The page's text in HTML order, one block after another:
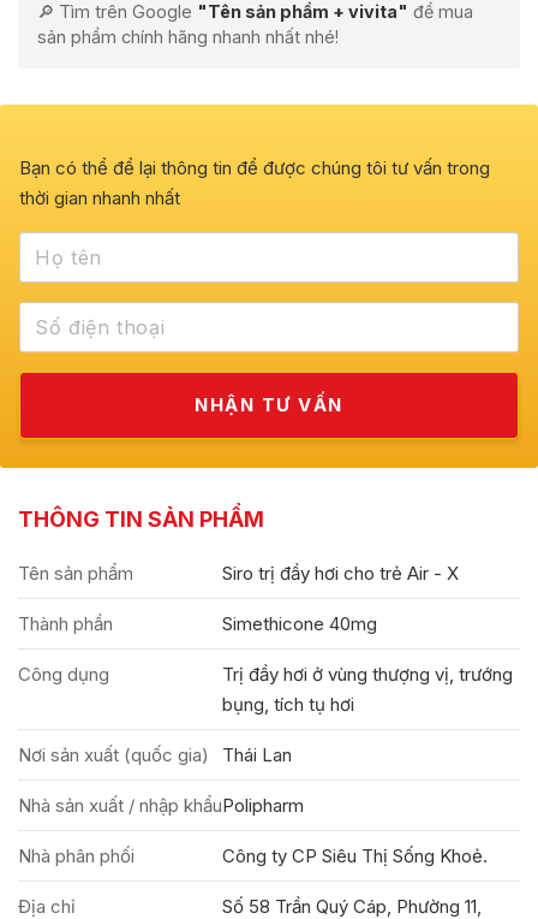
🔎 Tìm trên Google "Tên sản phẩm + vivita" để mua
sản phẩm chính hãng nhanh nhất nhé!
Bạn có thể để lại thông tin để được chúng tôi tư vấn trong
thời gian nhanh nhất
THÔNG TIN SẢN PHẨM
Tên sản phẩm Siro trị đầy hơi cho trẻ Air - X
Thành phần Simethicone 40mg
Công dụng
Trị đầy hơi ở vùng thượng vị, trướng
bụng, tích tụ hơi
Nơi sản xuất (quốc gia) Thái Lan
Nhà sản xuất / nhập khẩuPolipharm
Nhà phân phối Công ty CP Siêu Thị Sống Khoẻ.
Địa chỉ
Số 58 Trần Quý Cáp, Phường 11,